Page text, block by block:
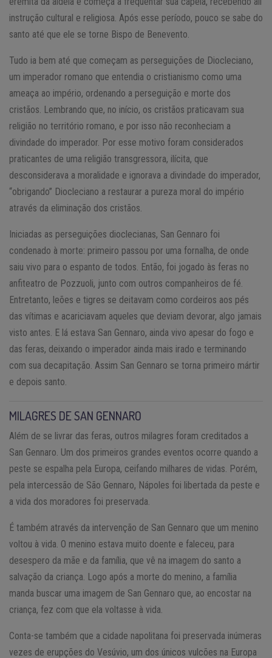
instrução cultural e religiosa. Após esse período, pouco se sabe do
santo até que ele se torne Bispo de Benevento.
Tudo ia bem até que começam as perseguições de Diocleciano,
um imperador romano que entendia o cristianismo como uma
ameaça ao império, ordenando a perseguição e morte dos
cristãos. Lembrando que, no início, os cristãos praticavam sua
religião no território romano, e por isso não reconheciam a
divindade do imperador. Por esse motivo foram considerados
praticantes de uma religião transgressora, ilícita, que
desconsiderava a moralidade e ignorava a divindade do imperador,
“obrigando” Diocleciano a restaurar a pureza moral do império
através da eliminação dos cristãos.
Iniciadas as perseguições dioclecianas, San Gennaro foi
condenado à morte: primeiro passou por uma fornalha, de onde
saiu vivo para o espanto de todos. Então, foi jogado às feras no
anfiteatro de Pozzuoli, junto com outros companheiros de fé.
Entretanto, leões e tigres se deitavam como cordeiros aos pés
das vítimas e acariciavam aqueles que deviam devorar, algo jamais
visto antes. E lá estava San Gennaro, ainda vivo apesar do fogo e
das feras, deixando o imperador ainda mais irado e terminando
com sua decapitação. Assim San Gennaro se torna primeiro mártir
e depois santo.
MILAGRES DE SAN GENNARO
Além de se livrar das feras, outros milagres foram creditados a
San Gennaro. Um dos primeiros grandes eventos ocorre quando a
peste se espalha pela Europa, ceifando milhares de vidas. Porém,
pela intercessão de São Gennaro, Nápoles foi libertada da peste e
a vida dos moradores foi preservada.
É também através da intervenção de San Gennaro que um menino
voltou à vida. O menino estava muito doente e faleceu, para
desespero da mãe e da família, que vê na imagem do santo a
salvação da criança. Logo após a morte do menino, a família
manda buscar uma imagem de San Gennaro que, ao encostar na
criança, fez com que ela voltasse à vida.
Conta-se também que a cidade napolitana foi preservada inúmeras
vezes de erupções do Vesúvio, um dos únicos vulcões na Europa